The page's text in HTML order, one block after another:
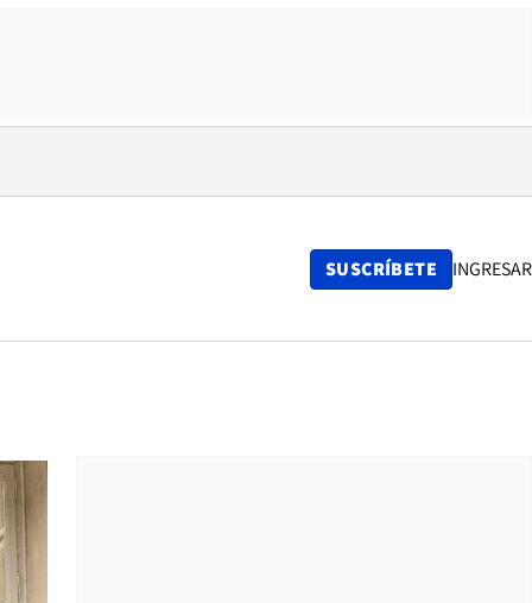
SUSCRÍBETE INGRESAR